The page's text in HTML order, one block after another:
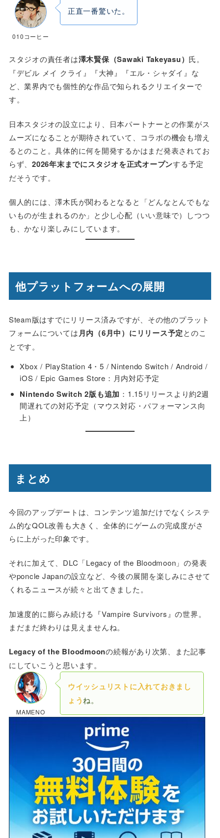
010コーヒー
正直一番驚いた。
スタジオの責任者は澤木賢保（Sawaki Takeyasu） 氏。
『デビル メイ クライ』『大神』『エル・シャダイ』な
ど、業界内でも個性的な作品で知られるクリエイターで
す。
日本スタジオの設立により、日本パートナーとの作業がス
ムーズになることが期待されていて、コラボの機会も増え
るとのこと。具体的に何を開発するかはまだ発表されてお
らず、2026年末までにスタジオを正式オープンする予定
だそうです。
個人的には、澤木氏が関わるとなると「どんなとんでもな
いものが生まれるのか」と少し心配（いい意味で）しつつ
も、かなり楽しみにしています。
他プラットフォームへの展開
Steam版はすでにリリース済みですが、その他のプラット
フォームについては月内（6月中）にリリース予定とのこ
とです。
Xbox / PlayStation 4・5 / Nintendo Switch / Android /
iOS / Epic Games Store：月内対応予定
Nintendo Switch 2版も追加 ：1.15リリースより約2週
間遅れての対応予定（マウス対応・パフォーマンス向
上）
まとめ
今回のアップデートは、コンテンツ追加だけでなくシステ
ム的なQOL改善も大きく、全体的にゲームの完成度がさ
らに上がった印象です。
それに加えて、DLC「Legacy of the Bloodmoon」の発表
やponcle Japanの設立など、今後の展開を楽しみにさせて
くれるニュースが続々と出てきました。
加速度的に膨らみ続ける『Vampire Survivors』の世界。
まだまだ終わりは見えませんね。
Legacy of the Bloodmoonの続報があり次第、また記事
にしていこうと思います。
MAMENO
ウイッシュリストに入れておきまし
ょうね。